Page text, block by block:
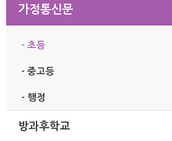
가정통신문
- 초등
- 중고등
- 행정
방과후학교